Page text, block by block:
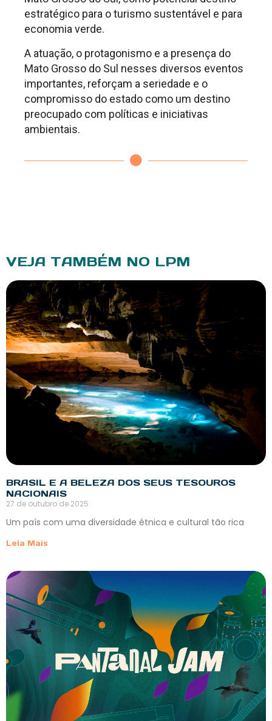
estratégico para o turismo sustentável e para
economia verde.
A atuação, o protagonismo e a presença do
Mato Grosso do Sul nesses diversos eventos
importantes, reforçam a seriedade e o
compromisso do estado como um destino
preocupado com políticas e iniciativas
ambientais.
VEJA TAMBÉM NO LPM
BRASIL E A BELEZA DOS SEUS TESOUROS
NACIONAIS
27 de outubro de 2025
Um país com uma diversidade étnica e cultural tão rica
Leia Mais